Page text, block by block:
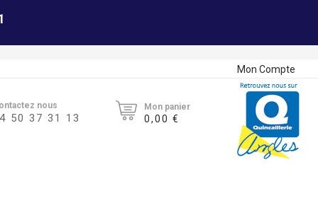
Mon Compte
nous
50 37 31 13
Mon panier
0,00 €